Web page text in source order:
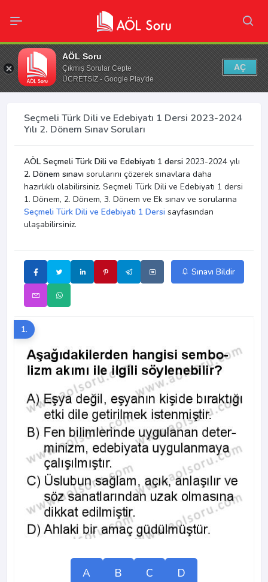
AÖL Soru
Çıkmış Sorular Cepte
ÜCRETSİZ - Google Play'de
AÇ
Seçmeli Türk Dili ve Edebiyatı 1 Dersi 2023-2024
Yılı 2. Dönem Sınav Soruları
AÖL Seçmeli Türk Dili ve Edebiyatı 1 dersi 2023-2024 yılı
2. Dönem sınavı sorularını çözerek sınavlara daha
hazırlıklı olabilirsiniz. Seçmeli Türk Dili ve Edebiyatı 1 dersi
1. Dönem, 2. Dönem, 3. Dönem ve Ek sınav ve sorularına
Seçmeli Türk Dili ve Edebiyatı 1 Dersi sayfasından
ulaşabilirsiniz.
Sınavı Bildir
1.
A B C D